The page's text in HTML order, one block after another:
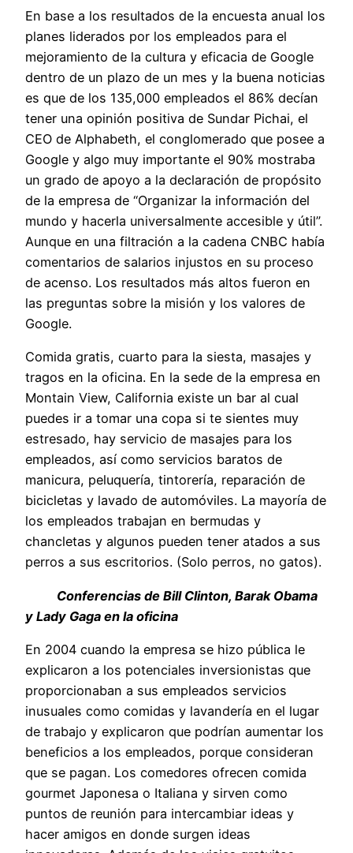
En base a los resultados de la encuesta anual los
planes liderados por los empleados para el
mejoramiento de la cultura y eficacia de Google
dentro de un plazo de un mes y la buena noticias
es que de los 135,000 empleados el 86% decían
tener una opinión positiva de Sundar Pichai, el
CEO de Alphabeth, el conglomerado que posee a
Google y algo muy importante el 90% mostraba
un grado de apoyo a la declaración de propósito
de la empresa de “Organizar la información del
mundo y hacerla universalmente accesible y útil”.
Aunque en una filtración a la cadena CNBC había
comentarios de salarios injustos en su proceso
de acenso. Los resultados más altos fueron en
las preguntas sobre la misión y los valores de
Google.
Comida gratis, cuarto para la siesta, masajes y
tragos en la oficina. En la sede de la empresa en
Montain View, California existe un bar al cual
puedes ir a tomar una copa si te sientes muy
estresado, hay servicio de masajes para los
empleados, así como servicios baratos de
manicura, peluquería, tintorería, reparación de
bicicletas y lavado de automóviles. La mayoría de
los empleados trabajan en bermudas y
chancletas y algunos pueden tener atados a sus
perros a sus escritorios. (Solo perros, no gatos).
Conferencias de Bill Clinton, Barak Obama
y Lady Gaga en la oficina
En 2004 cuando la empresa se hizo pública le
explicaron a los potenciales inversionistas que
proporcionaban a sus empleados servicios
inusuales como comidas y lavandería en el lugar
de trabajo y explicaron que podrían aumentar los
beneficios a los empleados, porque consideran
que se pagan. Los comedores ofrecen comida
gourmet Japonesa o Italiana y sirven como
puntos de reunión para intercambiar ideas y
hacer amigos en donde surgen ideas